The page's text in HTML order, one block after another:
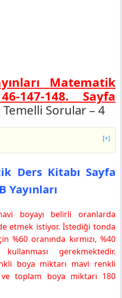
Matematik
147-148. Sayfa
Sorular – 4
[+]
Kitabı Sayfa 146 Cevapları MEB
Kitabı Sayfa 147 Cevapları MEB
Ders Kitabı Sayfa
Yayınları
boyayı belirli oranlarda
etmek istiyor. İstediği tonda
oranında kırmızı, %40
gerekmektedir.
boya miktarı mavi renkli
toplam boya miktarı 180